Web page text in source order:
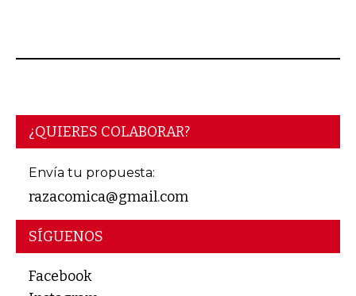
¿QUIERES COLABORAR?
Envía tu propuesta:
razacomica@gmail.com
SÍGUENOS
Facebook